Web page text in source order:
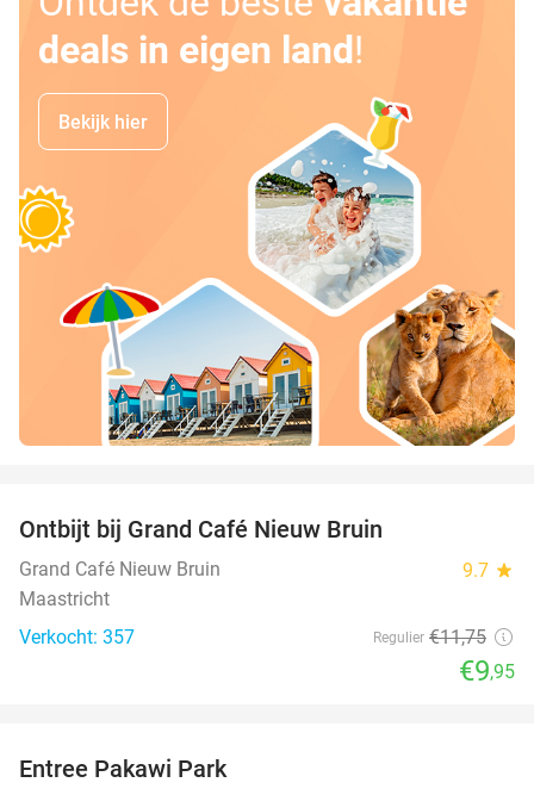
deals in eigen land!
Bekijk hier
Ontbijt bij Grand Café Nieuw Bruin
Grand Café Nieuw Bruin 9.7 star
Maastricht
Verkocht: 357
Regulier €11,75
€9,95
Entree Pakawi Park